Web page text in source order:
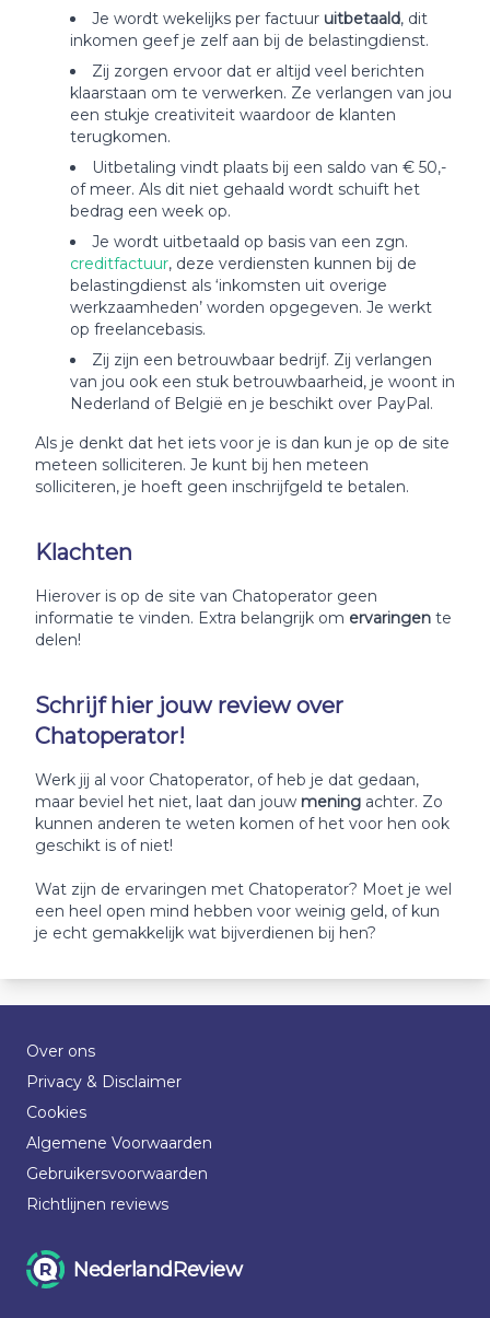
Je wordt wekelijks per factuur uitbetaald, dit
inkomen geef je zelf aan bij de belastingdienst.
Zij zorgen ervoor dat er altijd veel berichten
klaarstaan om te verwerken. Ze verlangen van jou
een stukje creativiteit waardoor de klanten
terugkomen.
Uitbetaling vindt plaats bij een saldo van € 50,-
of meer. Als dit niet gehaald wordt schuift het
bedrag een week op.
Je wordt uitbetaald op basis van een zgn.
creditfactuur, deze verdiensten kunnen bij de
belastingdienst als ‘inkomsten uit overige
werkzaamheden’ worden opgegeven. Je werkt
op freelancebasis.
Zij zijn een betrouwbaar bedrijf. Zij verlangen
van jou ook een stuk betrouwbaarheid, je woont in
Nederland of België en je beschikt over PayPal.
Als je denkt dat het iets voor je is dan kun je op de site
meteen solliciteren. Je kunt bij hen meteen
solliciteren, je hoeft geen inschrijfgeld te betalen.
Klachten
Hierover is op de site van Chatoperator geen
informatie te vinden. Extra belangrijk om ervaringen te
delen!
Schrijf hier jouw review over
Chatoperator!
Werk jij al voor Chatoperator, of heb je dat gedaan,
maar beviel het niet, laat dan jouw mening achter. Zo
kunnen anderen te weten komen of het voor hen ook
geschikt is of niet!
Wat zijn de ervaringen met Chatoperator? Moet je wel
een heel open mind hebben voor weinig geld, of kun
je echt gemakkelijk wat bijverdienen bij hen?
Over ons
Privacy & Disclaimer
Cookies
Algemene Voorwaarden
Gebruikersvoorwaarden
Richtlijnen reviews
NederlandReview